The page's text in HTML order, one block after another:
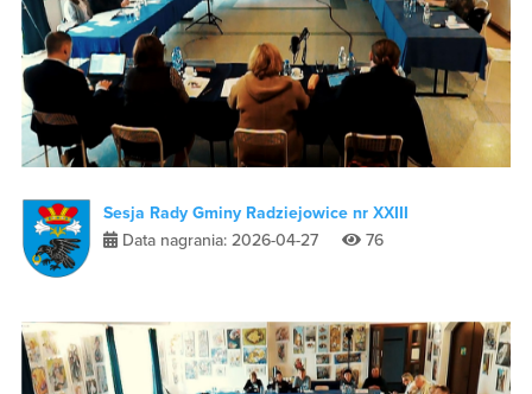
Sesja Rady Gminy Radziejowice nr XXIII
Data nagrania: 2026-04-27
76